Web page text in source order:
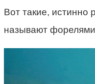
Вот такие,
называют